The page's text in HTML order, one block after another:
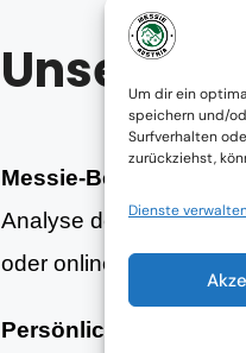
Um dir ein
speichern und/
Surfverhalten
zurückziehst,
Dienste
Unsere
Messie-Beratung
Analyse der aktuellen
oder online.
Persönliche Begleitung